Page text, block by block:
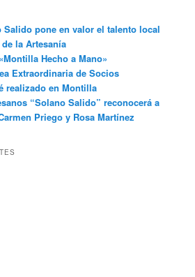
Salido pone en valor el talento local
la Artesanía
Hecho a Mano»
Extraordinaria de Socios
realizado en Montilla
“Solano Salido” reconocerá a
Priego y Rosa Martínez